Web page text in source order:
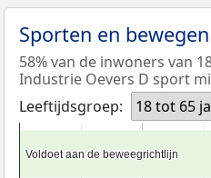
Sporten en bewegen
58% van de inwoners van
Industrie Oevers D sport
Leeftijdsgroep:
18 tot 65
Voldoet aan de beweegrichtlijn
Voldoet aan de beweegrichtlijn